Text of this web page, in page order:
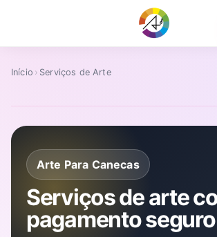
Início › Serviços de Arte
Arte Para Canecas
Serviços de arte
pagamento seguro